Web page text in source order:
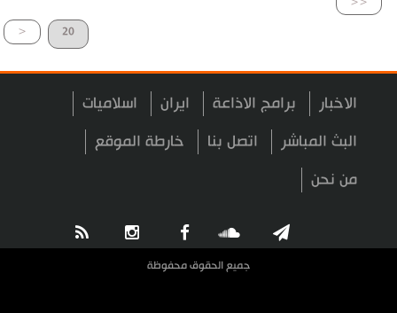
20
<
الاخبار برامج الاذاعة ايران اسلاميات
البث المباشر اتصل بنا خارطة الموقع
من نحن
جميع الحقوق محفوظة